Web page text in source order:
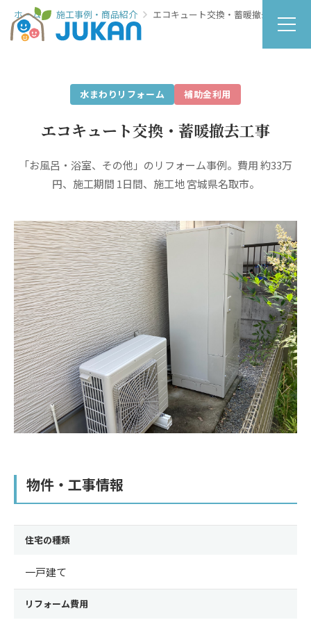
ホーム 施工事例・商品紹介 エコキュート交換・蓄暖撤去工事
水まわりリフォーム 補助金利用
エコキュート交換・蓄暖撤去工事
「お風呂・浴室、その他」のリフォーム事例。費用 約33万
円、施工期間 1日間、施工地 宮城県名取市。
物件・工事情報
住宅の種類
一戸建て
リフォーム費用